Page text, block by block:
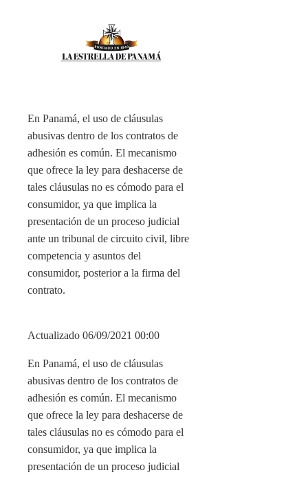
En Panamá, el uso de cláusulas
abusivas dentro de los contratos de
adhesión es común. El mecanismo
que ofrece la ley para deshacerse de
tales cláusulas no es cómodo para el
consumidor, ya que implica la
presentación de un proceso judicial
ante un tribunal de circuito civil, libre
competencia y asuntos del
consumidor, posterior a la firma del
contrato.
Actualizado 06/09/2021 00:00
En Panamá, el uso de cláusulas
abusivas dentro de los contratos de
adhesión es común. El mecanismo
que ofrece la ley para deshacerse de
tales cláusulas no es cómodo para el
consumidor, ya que implica la
presentación de un proceso judicial